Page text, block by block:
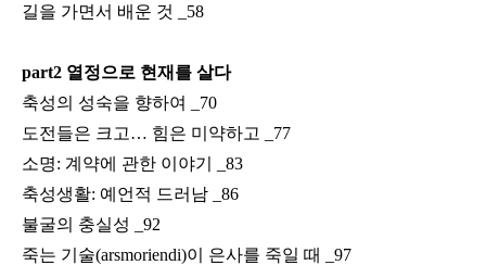
길을 가면서 배운 것
_58
part2 열정으로 현재를 살다
축성의 성숙을 향하여
_70
도전들은 크고… 힘은 미약하고
_77
소명: 계약에 관한 이야기
_83
축성생활: 예언적 드러남
_86
불굴의 충실성
_92
죽는 기술(arsmoriendi)이 은사를 죽일 때
_97